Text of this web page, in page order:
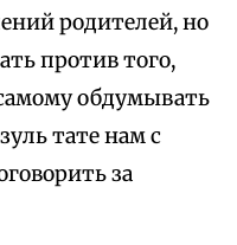
родителей, но
против того,
обдумывать
тате нам с
за